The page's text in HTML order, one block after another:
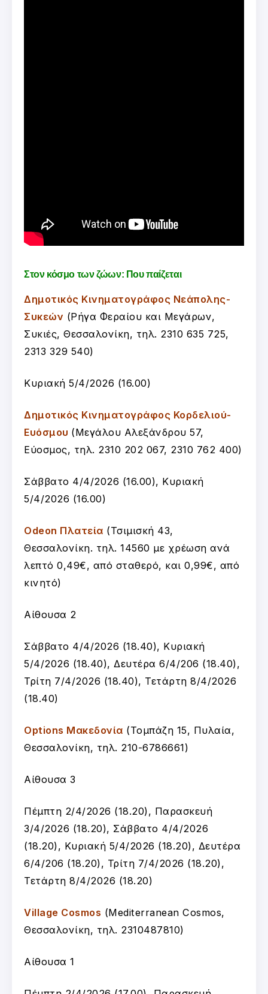
Στον κόσμο των ζώων: Που παίζεται
Δημοτικός Κινηματογράφος Νεάπολης-
Συκεών (Ρήγα Φεραίου και Μεγάρων,
Συκιές, Θεσσαλονίκη, τηλ. 2310 635 725,
2313 329 540)
Κυριακή 5/4/2026 (16.00)
Δημοτικός Κινηματογράφος Κορδελιού-
Ευόσμου (Μεγάλου Αλεξάνδρου 57,
Εύοσμος, τηλ. 2310 202 067, 2310 762 400)
Σάββατο 4/4/2026 (16.00), Κυριακή
5/4/2026 (16.00)
Odeon Πλατεία (Τσιμισκή 43,
Θεσσαλονίκη. τηλ. 14560 με χρέωση ανά
λεπτό 0,49€, από σταθερό, και 0,99€, από
κινητό)
Αίθουσα 2
Σάββατο 4/4/2026 (18.40), Κυριακή
5/4/2026 (18.40), Δευτέρα 6/4/206 (18.40),
Τρίτη 7/4/2026 (18.40), Τετάρτη 8/4/2026
(18.40)
Options Μακεδονία (Τομπάζη 15, Πυλαία,
Θεσσαλονίκη, τηλ. 210-6786661)
Αίθουσα 3
Πέμπτη 2/4/2026 (18.20), Παρασκευή
3/4/2026 (18.20), Σάββατο 4/4/2026
(18.20), Κυριακή 5/4/2026 (18.20), Δευτέρα
6/4/206 (18.20), Τρίτη 7/4/2026 (18.20),
Τετάρτη 8/4/2026 (18.20)
Village Cosmos (Mediterranean Cosmos,
Θεσσαλονίκη, τηλ. 2310487810)
Αίθουσα 1